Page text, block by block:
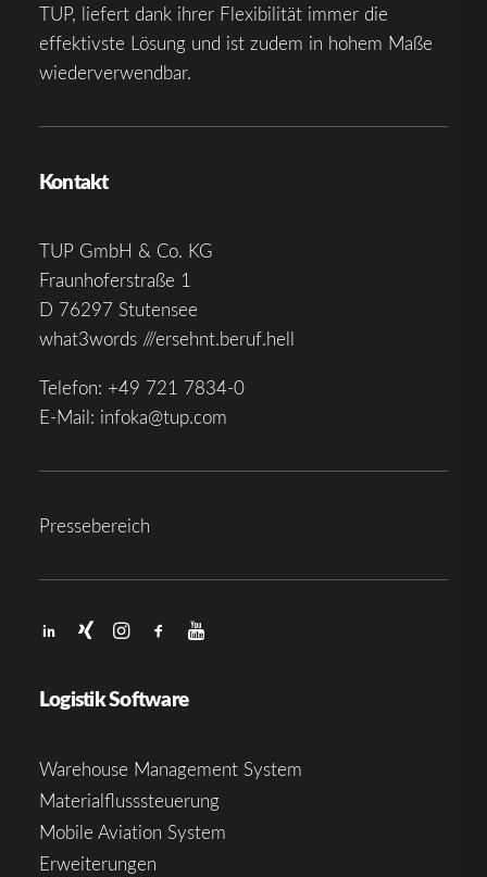
TUP, liefert dank ihrer Flexibilität immer die
effektivste Lösung und ist zudem in hohem Maße
wiederverwendbar.
Kontakt
TUP GmbH & Co. KG
Fraunhoferstraße 1
D 76297 Stutensee
what3words ///ersehnt.beruf.hell
Telefon: +49 721 7834-0
E-Mail: infoka@tup.com
Pressebereich
Logistik Software
Warehouse Management System
Materialflusssteuerung
Mobile Aviation System
Erweiterungen